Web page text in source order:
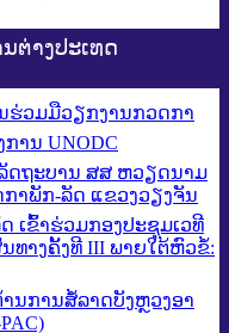
ຕ່າງປະເທດ
ວມ​ມື​ວຽກ​ງານກວດ​ກາ
ານ UNODC
ດຖະບານ ສສ ຫວຽດນາມ
າພັກ-ລັດ ແຂວງວຽງຈັນ
ເຂົ້າຮ່ວມກອງປະຊຸມເວທີ
າງຄັ້ງທີ III ພາຍໃຕ້ຫົວຂໍ້:
ນການສໍ້ລາດບັງຫຼວງອາ